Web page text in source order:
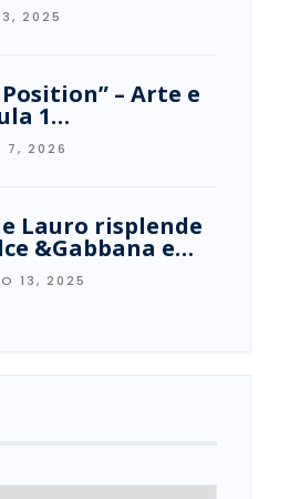
2025
– Arte e
1…
7, 2026
Lauro risplende
&Gabbana e…
13, 2025